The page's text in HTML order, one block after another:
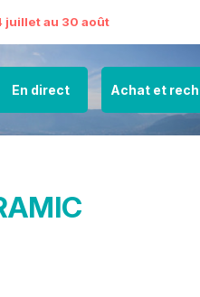
juillet au 30 août
En direct Achat et